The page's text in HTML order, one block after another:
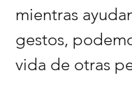
mientras
gestos,
vida de otras